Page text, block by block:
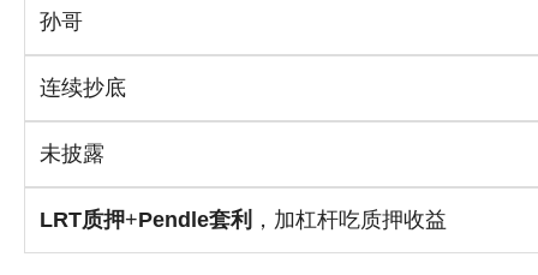
孙哥
连续抄底
未披露
LRT质押+Pendle套利 ，加杠杆吃质押收益